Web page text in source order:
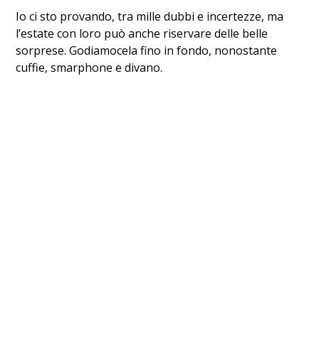
Io ci sto provando, tra mille dubbi e incertezze, ma
l’estate con loro può anche riservare delle belle
sorprese. Godiamocela fino in fondo, nonostante
cuffie, smarphone e divano.